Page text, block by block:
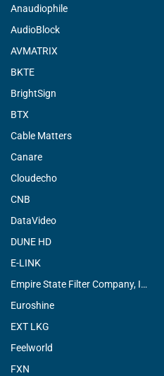
Anaudiophile
AudioBlock
AVMATRIX
BKTE
BrightSign
BTX
Cable Matters
Canare
Cloudecho
CNB
DataVideo
DUNE HD
E-LINK
Empire State Filter Company, INC.
Euroshine
EXT LKG
Feelworld
FXN